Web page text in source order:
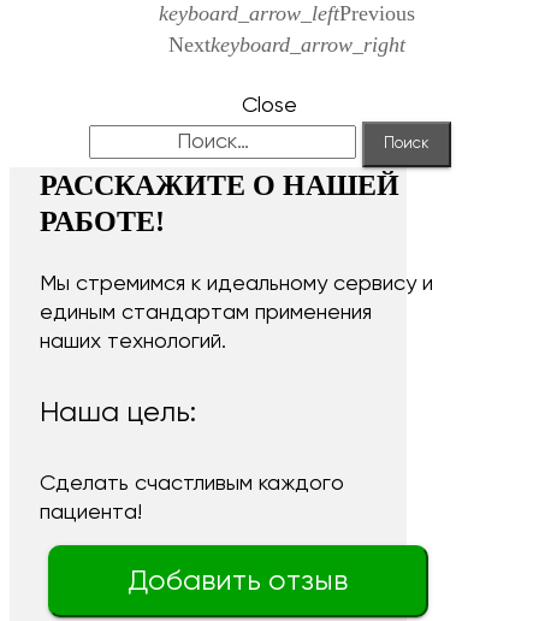
keyboard_arrow_leftPrevious
Nextkeyboard_arrow_right
Close
РАССКАЖИТЕ О НАШЕЙ
РАБОТЕ!
Мы стремимся к идеальному сервису и
единым стандартам применения
наших технологий.
Наша цель:
Сделать счастливым каждого
пациента!
Добавить отзыв